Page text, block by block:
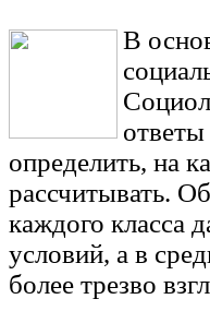
В
определить, на
рассчитывать.
каждого класса
условий, а в
более трезво